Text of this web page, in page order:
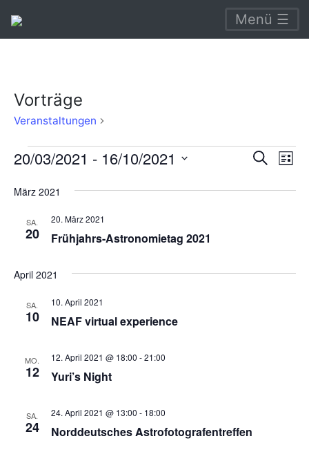
Menü ☰
Vorträge
Veranstaltungen
Veranstaltungen SucheListe
20/03/2021 - 16/10/2021
wählen.
März 2021
SA.
20 Frühjahrs-Astronomietag 2021
20. März 2021
April 2021
SA.
10 NEAF virtual experience
10. April 2021
MO.
12 Yuri’s Night
12. April 2021 @ 18:00 -21:00
SA.
24 Norddeutsches Astrofotografentreffen
24. April 2021 @ 13:00 - 18:00